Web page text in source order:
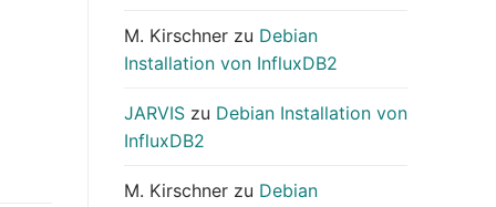
M. Kirschner zu Debian
Installation von InfluxDB2
JARVIS zu Debian Installation von
InfluxDB2
M. Kirschner zu Debian